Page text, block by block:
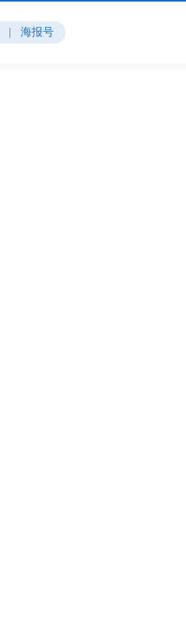
海报号